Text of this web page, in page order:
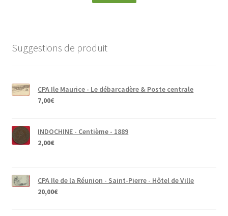
Suggestions de produit
CPA Ile Maurice - Le débarcadère & Poste centrale
7,00€
INDOCHINE - Centième - 1889
2,00€
CPA Ile de la Réunion - Saint-Pierre - Hôtel de Ville
20,00€